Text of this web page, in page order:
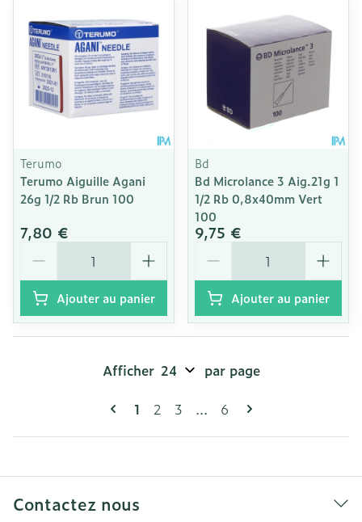
Terumo
Terumo Aiguille Agani
26g 1/2 Rb Brun 100
7,80 €
Ajouter au panier
Bd
Bd Microlance 3 Aig.21g 1
1/2 Rb 0,8x40mm Vert
100
9,75 €
Ajouter au panier
Pages
Vous lisez actuellement la page
1 Page
2 Page
3 ... Page
6
Afficher par page
Contactez nous